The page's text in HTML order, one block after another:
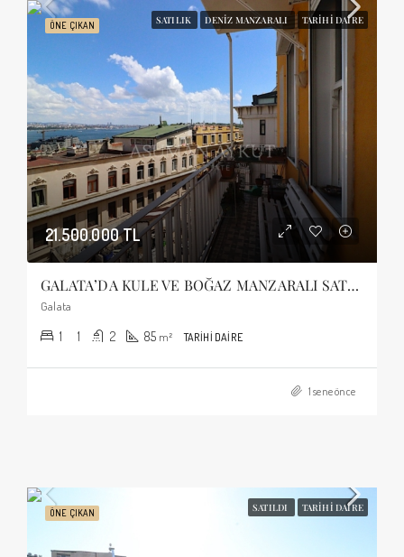
ÖNE ÇIKAN SATILIK DENIZ MANZARALI TARIHI DAIRE
21.500.000 TL
GALATA’DA KULE VE BOĞAZ MANZARALI SATILIK TARİHİ DAİRE
Galata
1 1 2 85 m² TARIHI DAIRE
1 sene önce
ÖNE ÇIKAN SATILDI TARIHI DAIRE